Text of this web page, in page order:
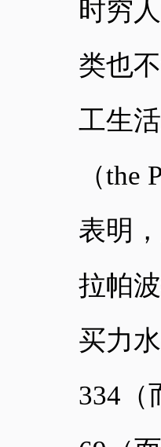
时穷
类也
工生
（
表明
拉帕
买力
334（